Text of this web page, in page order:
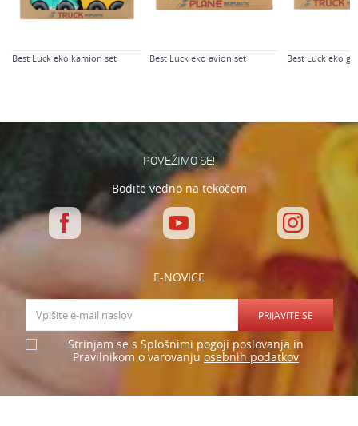
POŠLJI
Best Luck eko kamion set Best Luck eko avion set Best Luck eko
POVEŽIMO SE!
Bodite vedno na tekočem
E-NOVICE
PRIJAVITE SE
Strinjam se s Splošnimi pogoji poslovanja in
Pravilnikom o varovanju osebnih podatkov